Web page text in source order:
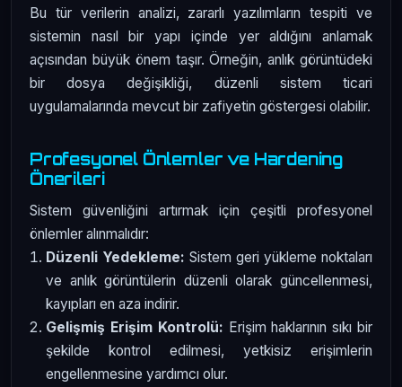
Bu tür verilerin analizi, zararlı yazılımların tespiti ve
sistemin nasıl bir yapı içinde yer aldığını anlamak
açısından büyük önem taşır. Örneğin, anlık görüntüdeki
bir dosya değişikliği, düzenli sistem ticari
uygulamalarında mevcut bir zafiyetin göstergesi olabilir.
Profesyonel Önlemler ve Hardening
Önerileri
Sistem güvenliğini artırmak için çeşitli profesyonel
önlemler alınmalıdır:
Düzenli Yedekleme: Sistem geri yükleme noktaları
ve anlık görüntülerin düzenli olarak güncellenmesi,
kayıpları en aza indirir.
Gelişmiş Erişim Kontrolü: Erişim haklarının sıkı bir
şekilde kontrol edilmesi, yetkisiz erişimlerin
engellenmesine yardımcı olur.